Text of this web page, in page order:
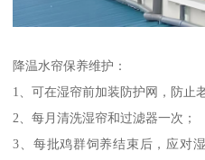
降温水帘保养维护：
1、可在湿帘前加装防护网，防止
2、每月清洗湿帘和过滤器一次；
3、每批鸡群饲养结束后，应对